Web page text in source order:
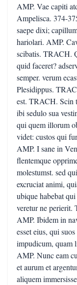
AMP. Vae capiti
Ampelisca. 374-
saepe dixi;
hariolari. AMP.
scibatis. TRACH.
quid faceret?
semper. verum
Plesidippus.
est. TRACH. Scin
ibi sedulo sua
qui quem illorum
videt: custos qui
AMP. I sane in
flentemque
molestumst. sed
excruciat animi,
ubique habebat
veretur ne
AMP. Ibidem in
esset eius, qui
impudicum, quam
AMP. Nunc eam
et aurum et
aliquem